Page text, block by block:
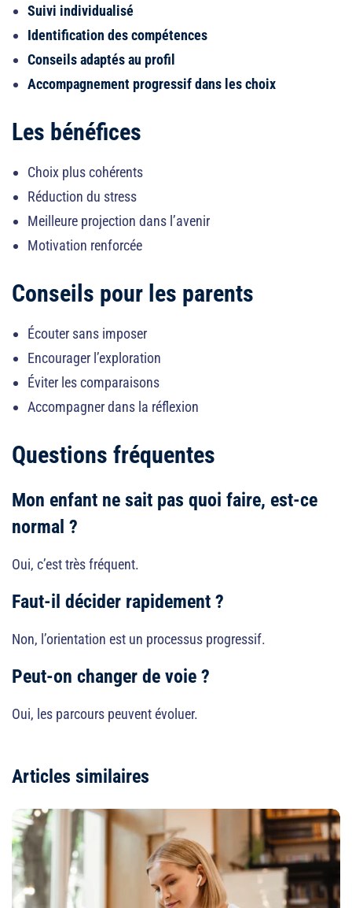
Suivi individualisé
Identification des compétences
Conseils adaptés au profil
Accompagnement progressif dans les choix
Les bénéfices
Choix plus cohérents
Réduction du stress
Meilleure projection dans l’avenir
Motivation renforcée
Conseils pour les parents
Écouter sans imposer
Encourager l’exploration
Éviter les comparaisons
Accompagner dans la réflexion
Questions fréquentes
Mon enfant ne sait pas quoi faire, est-ce
normal ?
Oui, c’est très fréquent.
Faut-il décider rapidement ?
Non, l’orientation est un processus progressif.
Peut-on changer de voie ?
Oui, les parcours peuvent évoluer.
Articles similaires